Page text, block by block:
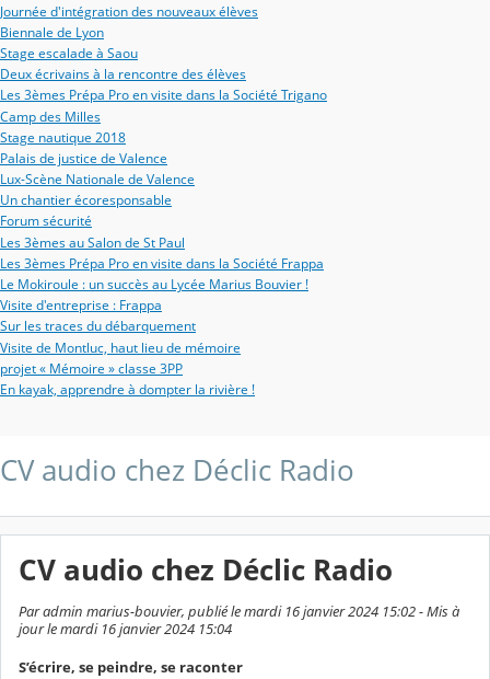
Journée d'intégration des nouveaux élèves
Biennale de Lyon
Stage escalade à Saou
Deux écrivains à la rencontre des élèves
Les 3èmes Prépa Pro en visite dans la Société Trigano
Camp des Milles
Stage nautique 2018
Palais de justice de Valence
Lux-Scène Nationale de Valence
Un chantier écoresponsable
Forum sécurité
Les 3èmes au Salon de St Paul
Les 3èmes Prépa Pro en visite dans la Société Frappa
Le Mokiroule : un succès au Lycée Marius Bouvier !
Visite d'entreprise : Frappa
Sur les traces du débarquement
Visite de Montluc, haut lieu de mémoire
projet « Mémoire » classe 3PP
En kayak, apprendre à dompter la rivière !
CV audio chez Déclic Radio
CV audio chez Déclic Radio
Par admin marius-bouvier, publié le mardi 16 janvier 2024 15:02 - Mis à
jour le mardi 16 janvier 2024 15:04
S’écrire, se peindre, se raconter